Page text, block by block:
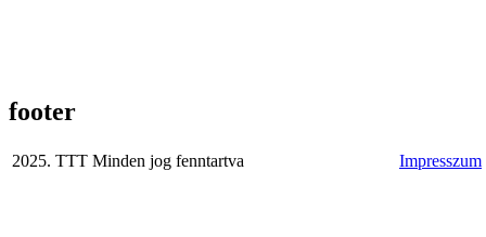
footer
2025. TTT Minden jog fenntartva Impresszum